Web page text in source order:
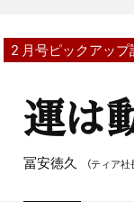
2 月号ピックアッ
運は
冨安徳久 （ティア社